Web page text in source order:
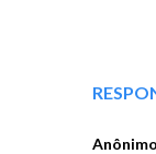
Anônimo